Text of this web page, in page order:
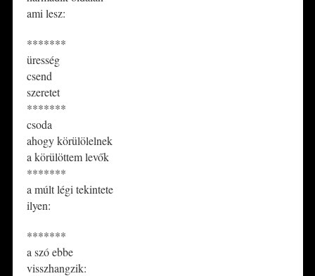
ami lesz:
*******
üresség
csend
szeretet
*******
csoda
ahogy körülölelnek
a körülöttem levők
*******
a múlt légi tekintete
ilyen:
*******
a szó ebbe
visszhangzik: